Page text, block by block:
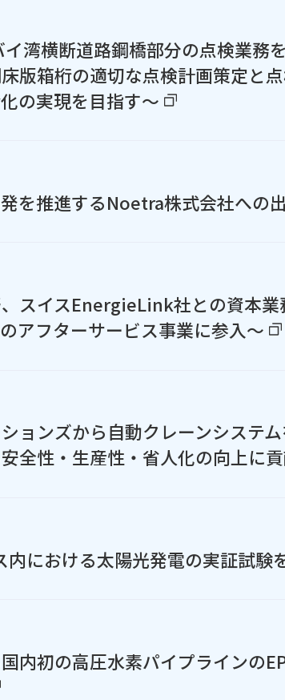
湾横断道路鋼橋部分の点検業務
版箱桁の適切な点検計画策定と点
の実現を目指す～
を推進するNoetra株式会社への
スイスEnergieLink社との資本業
アフターサービス事業に参入～
ョンズから自動クレーンシステ
全性・生産性・省人化の向上に
内における太陽光発電の実証試験
内初の高圧水素パイプラインの